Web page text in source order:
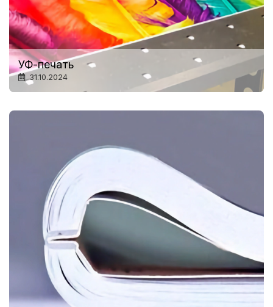
УФ-печать
31.10.2024